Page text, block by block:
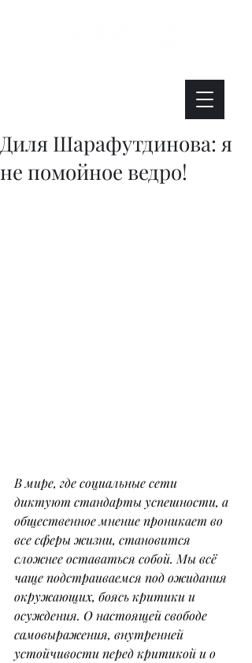
Диля Шарафутдинова: я
не помойное ведро!
В мире, где социальные сети
диктуют стандарты успешности, а
общественное мнение проникает во
все сферы жизни, становится
сложнее оставаться собой. Мы всё
чаще подстраиваемся под ожидания
окружающих, боясь критики и
осуждения. О настоящей свободе
самовыражения, внутренней
устойчивости перед критикой и о